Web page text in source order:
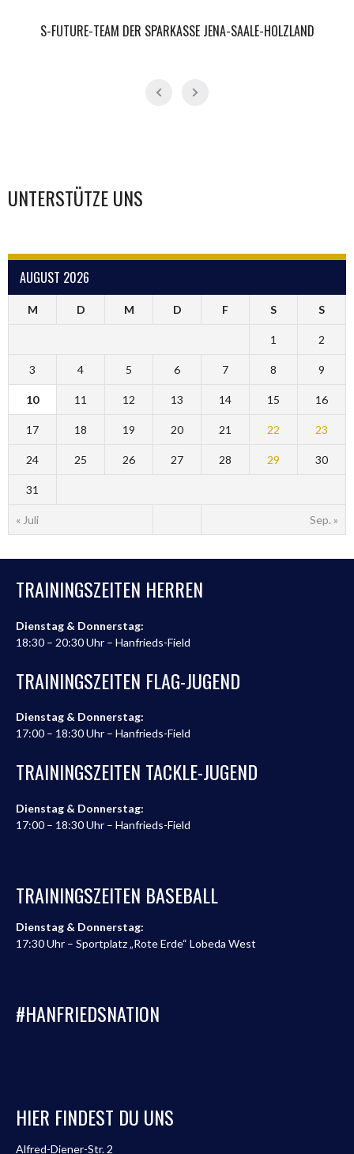
S-FUTURE-TEAM DER SPARKASSE JENA-SAALE-HOLZLAND
UNTERSTÜTZE UNS
AUGUST 2026
M D M D F S S
« Juli Sep. »
1 2
3 4 5 6 7 8 9
10 11 12 13 14 15 16
17 18 19 20 21 22 23
24 25 26 27 28 29 30
31
TRAININGSZEITEN HERREN
Dienstag & Donnerstag:
18:30 – 20:30 Uhr – Hanfrieds-Field
TRAININGSZEITEN FLAG-JUGEND
Dienstag & Donnerstag:
17:00 – 18:30 Uhr – Hanfrieds-Field
TRAININGSZEITEN TACKLE-JUGEND
Dienstag & Donnerstag:
17:00 – 18:30 Uhr – Hanfrieds-Field
TRAININGSZEITEN BASEBALL
Dienstag & Donnerstag:
17:30 Uhr – Sportplatz „Rote Erde“ Lobeda West
#HANFRIEDSNATION
HIER FINDEST DU UNS
Alfred-Diener-Str. 2